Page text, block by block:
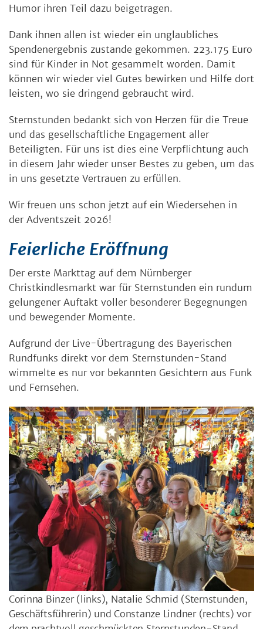
Humor ihren Teil dazu beigetragen.
Dank ihnen allen ist wieder ein unglaubliches
Spendenergebnis zustande gekommen. 223.175 Euro
sind für Kinder in Not gesammelt worden. Damit
können wir wieder viel Gutes bewirken und Hilfe dort
leisten, wo sie dringend gebraucht wird.
Sternstunden bedankt sich von Herzen für die Treue
und das gesellschaftliche Engagement aller
Beteiligten. Für uns ist dies eine Verpflichtung auch
in diesem Jahr wieder unser Bestes zu geben, um das
in uns gesetzte Vertrauen zu erfüllen.
Wir freuen uns schon jetzt auf ein Wiedersehen in
der Adventszeit 2026!
Feierliche Eröffnung
Der erste Markttag auf dem Nürnberger
Christkindlesmarkt war für Sternstunden ein rundum
gelungener Auftakt voller besonderer Begegnungen
und bewegender Momente.
Aufgrund der Live-Übertragung des Bayerischen
Rundfunks direkt vor dem Sternstunden-Stand
wimmelte es nur vor bekannten Gesichtern aus Funk
und Fernsehen.
Corinna Binzer (links), Natalie Schmid (Sternstunden,
Geschäftsführerin) und Constanze Lindner (rechts) vor